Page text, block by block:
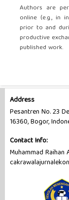
Authors are
online (e.g., in
prior to and
productive
published work.
Address
Pesantren No. 23
16360, Bogor,
Contact Info:
Muhammad Raihan